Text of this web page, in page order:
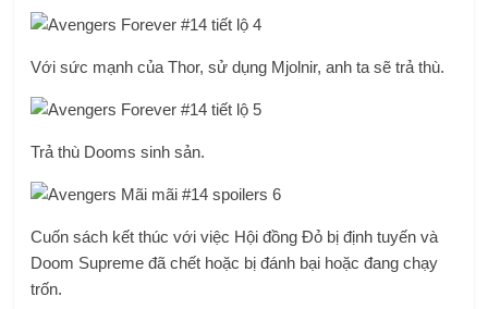
Với sức mạnh của Thor, sử dụng Mjolnir, anh ta sẽ trả thù.
Trả thù Dooms sinh sản.
Cuốn sách kết thúc với việc Hội đồng Đỏ bị định tuyến và
Doom Supreme đã chết hoặc bị đánh bại hoặc đang chạy
trốn.